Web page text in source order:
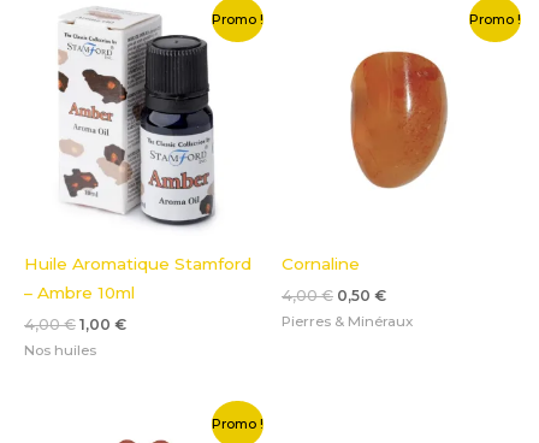
Promo !
Huile Aromatique Stamford
– Ambre 10ml
4,00€
Le
prix
initial
était :
4,00 €.
1,00 €
Le
prix
actuel
est :
1,00 €.
Nos huiles
Promo !
Cornaline
4,00€
initial
était :
4,00 €.
0,50 €
actuel
est :
0,50 €.
Pierres & Minéraux
Promo !